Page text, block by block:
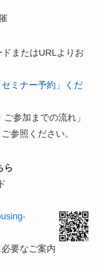
またはURLよりお
ミナー予約」くだ
参加までの流れ」
参照ください。
ら
要なご案内